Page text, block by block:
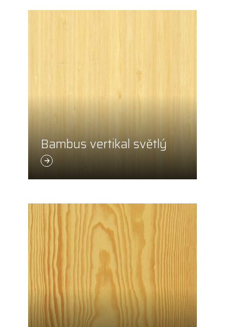
Bambus vertikal světlý